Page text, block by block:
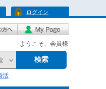
ログイン
ようこそ、会員様
検索
活